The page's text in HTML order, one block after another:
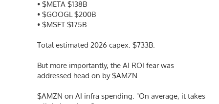
• $META $138B
• $GOOGL $200B
• $MSFT $175B
Total estimated 2026 capex: $733B.
But more importantly, the AI ROI fear was
addressed head on by $AMZN.
$AMZN on AI infra spending: "On average, it takes